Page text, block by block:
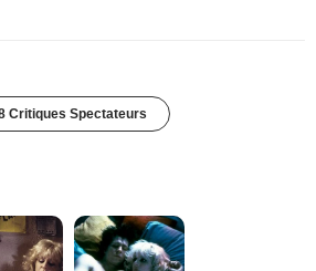
Critiques Spectateurs